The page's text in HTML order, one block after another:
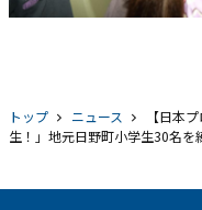
トップ ニュース
【日本
生！」地元日野町小学生30名